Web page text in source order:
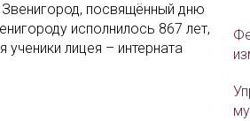
Звенигород, посвящённый дню
исполнилось 867 лет,
ученики лицея – интерната